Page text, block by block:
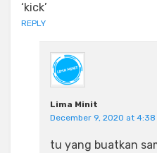
‘kick’
REPLY
Lima Minit
December 9, 2020 at 4:38
tu yang buatkan